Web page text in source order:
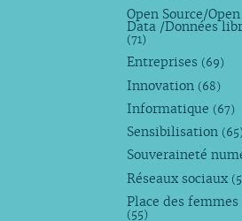
Open Source/
Data /Données
(71)
Entreprises (69)
Innovation (68)
Informatique (67)
Sensibilisation (65)
Souveraineté
Réseaux sociaux
Place des
(55)